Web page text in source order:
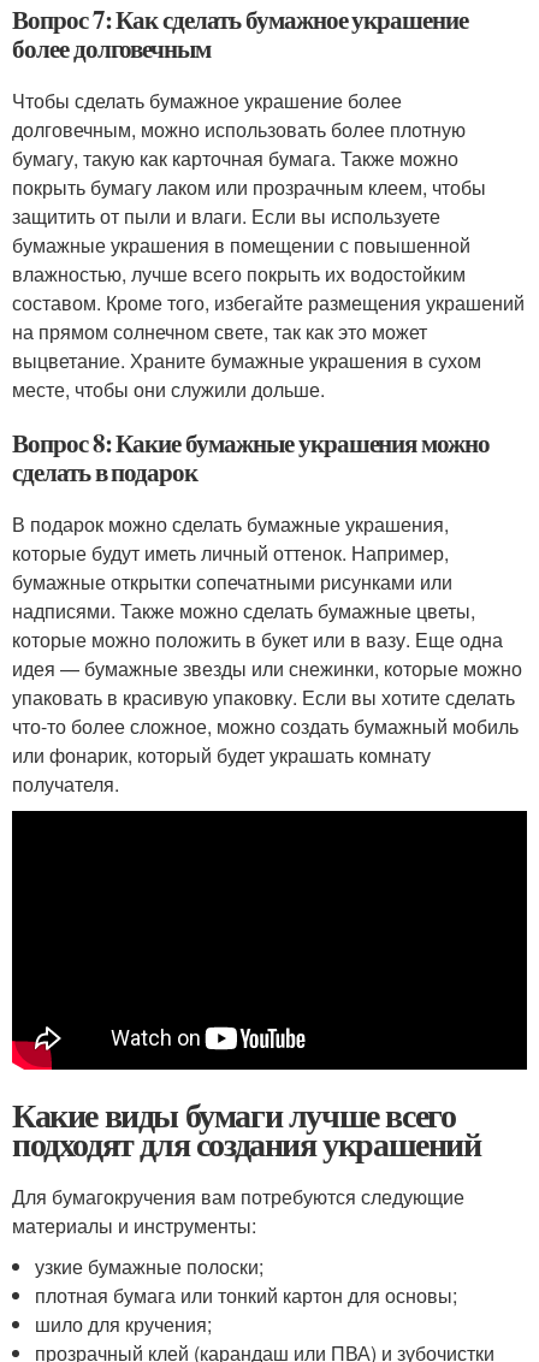
Вопрос 7: Как сделать бумажное украшение
более долговечным
Чтобы сделать бумажное украшение более
долговечным, можно использовать более плотную
бумагу, такую как карточная бумага. Также можно
покрыть бумагу лаком или прозрачным клеем, чтобы
защитить от пыли и влаги. Если вы используете
бумажные украшения в помещении с повышенной
влажностью, лучше всего покрыть их водостойким
составом. Кроме того, избегайте размещения украшений
на прямом солнечном свете, так как это может
выцветание. Храните бумажные украшения в сухом
месте, чтобы они служили дольше.
Вопрос 8: Какие бумажные украшения можно
сделать в подарок
В подарок можно сделать бумажные украшения,
которые будут иметь личный оттенок. Например,
бумажные открытки сопечатными рисунками или
надписями. Также можно сделать бумажные цветы,
которые можно положить в букет или в вазу. Еще одна
идея — бумажные звезды или снежинки, которые можно
упаковать в красивую упаковку. Если вы хотите сделать
что-то более сложное, можно создать бумажный мобиль
или фонарик, который будет украшать комнату
получателя.
Какие виды бумаги лучше всего
подходят для создания украшений
Для бумагокручения вам потребуются следующие
материалы и инструменты:
узкие бумажные полоски;
плотная бумага или тонкий картон для основы;
шило для кручения;
прозрачный клей (карандаш или ПВА) и зубочистки